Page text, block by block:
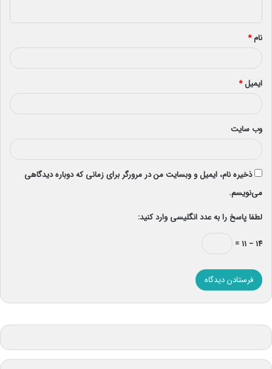
*
نام*
ایمیل*
وب‌ سایت
ذخیره نام، ایمیل و وبسایت من در مرورگر برای زمانی که دوباره دیدگاهی
می‌نویسم.
لطفا پاسخ را به عدد انگلیسی وارد کنید:
۱۴ − ۱۱ =